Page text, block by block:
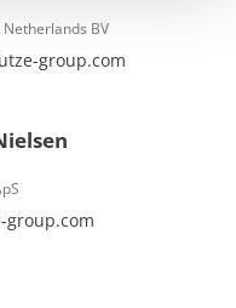
Netherlands BV
group.com
group.com